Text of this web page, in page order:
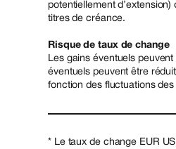
potentiellement
titres de créance.
Risque de taux de change
Les gains éventuels
éventuels peuvent être
fonction des fluctuations
* Le taux de change EUR